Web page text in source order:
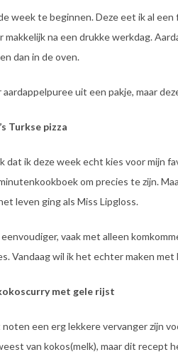
week te beginnen. Deze eet ik al
makkelijk na een drukke werkdag.
dan in de oven.
aardappelpuree uit een pakje, maar
Turkse pizza
dat ik deze week echt kies voor mijn
om precies te zijn.
leven ging als Miss Lipgloss.
vaak met alleen
Vandaag wil ik het echter maken
met gele rijst
een erg lekkere vervanger zijn
van kokos(melk), maar dit recept